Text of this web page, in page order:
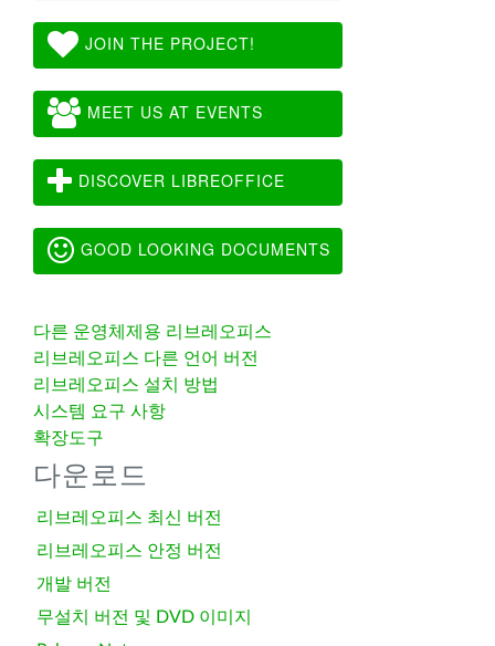
JOIN THE PROJECT!
MEET US AT EVENTS
DISCOVER LIBREOFFICE
GOOD LOOKING DOCUMENTS
다른 운영체제용 리브레오피스
리브레오피스 다른 언어 버전
리브레오피스 설치 방법
시스템 요구 사항
확장도구
다운로드
리브레오피스 최신 버전
리브레오피스 안정 버전
개발 버전
무설치 버전 및 DVD 이미지